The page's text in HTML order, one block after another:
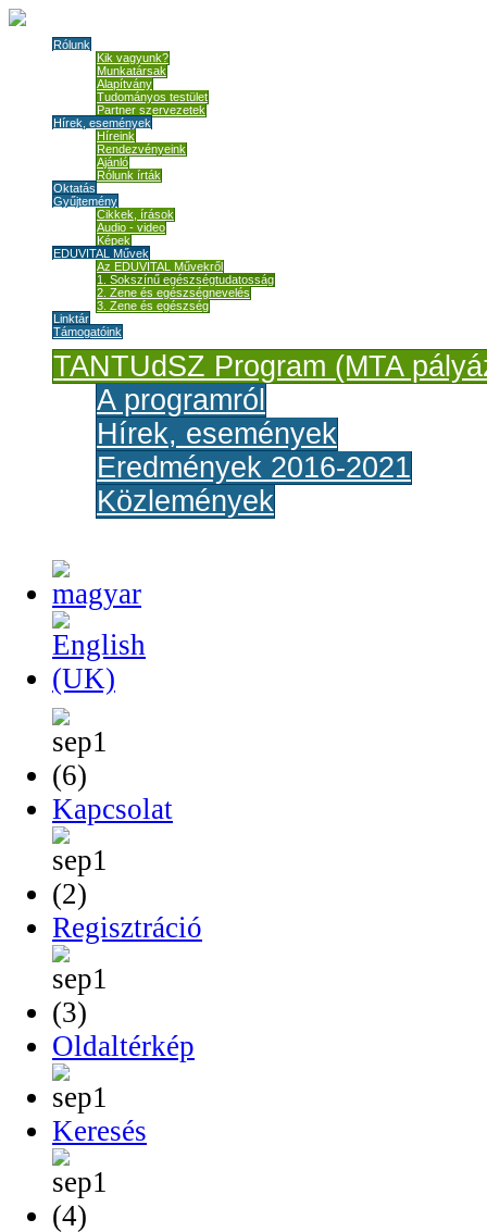
Rólunk
Kik vagyunk?
Munkatársak
Alapítvány
Tudományos testület
Partner szervezetek
Hírek, események
Híreink
Rendezvényeink
Ajánló
Rólunk írták
Oktatás
Gyűjtemény
Cikkek, írások
Audio - video
Képek
EDUVITAL Művek
Az EDUVITAL Művekről
1. Sokszínű egészségtudatosság
2. Zene és egészségnevelés
3. Zene és egészség
Linktár
Támogatóink
TANTUdSZ Program (MTA
A programról
Hírek, események
Eredmények 2016-2021
Közlemények
Kapcsolat
Regisztráció
Oldaltérkép
Keresés